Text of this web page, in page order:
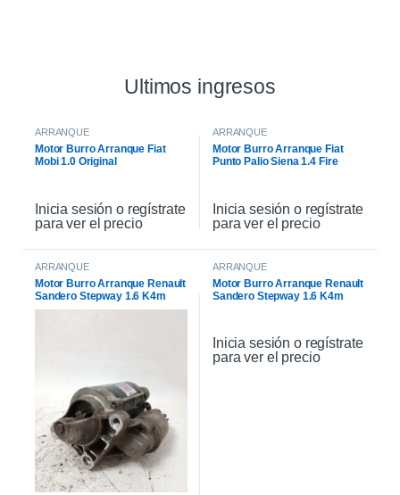
Ultimos ingresos
ARRANQUE
Motor Burro Arranque Fiat
Mobi 1.0 Original
Inicia sesión o regístrate
para ver el precio
ARRANQUE
Motor Burro Arranque Fiat
Punto Palio Siena 1.4 Fire
Inicia sesión o regístrate
para ver el precio
ARRANQUE
Motor Burro Arranque Renault
Sandero Stepway 1.6 K4m
Original
ARRANQUE
Motor Burro Arranque Renault
Sandero Stepway 1.6 K4m
Inicia sesión o regístrate
para ver el precio